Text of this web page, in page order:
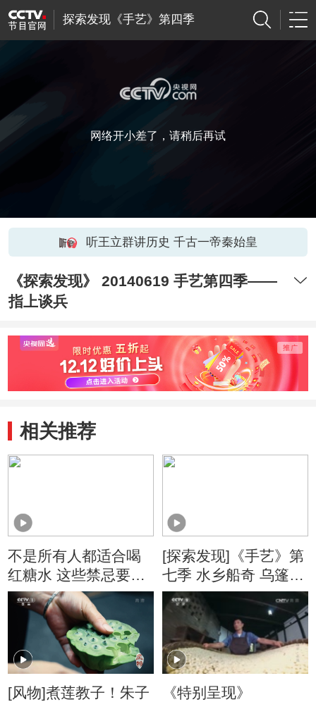
探索发现《手艺》第四季
网络开小差了，请稍后再试
听王立群讲历史 千古一帝秦始皇
《探索发现》 20140619 手艺第四季——
指上谈兵
相关推荐
不是所有人都适合喝
红糖水 这些禁忌要牢
记
[探索发现]《手艺》第
七季 水乡船奇 乌篷船
高超的划行技艺
[风物]煮莲教子！朱子
《特别呈现》